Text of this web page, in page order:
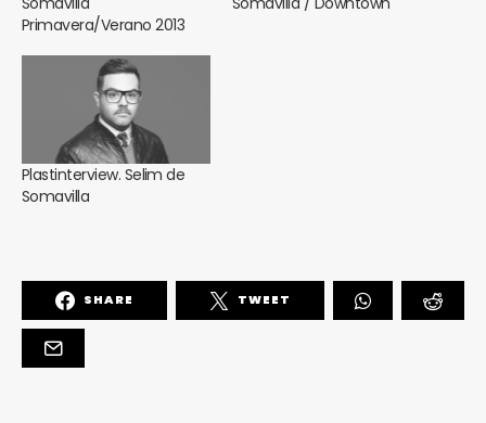
Primavera/Verano 2013
Plastinterview. Selim de
Somavilla
SHARE TWEET